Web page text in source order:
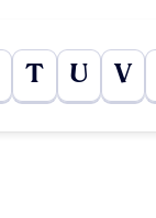
T U V